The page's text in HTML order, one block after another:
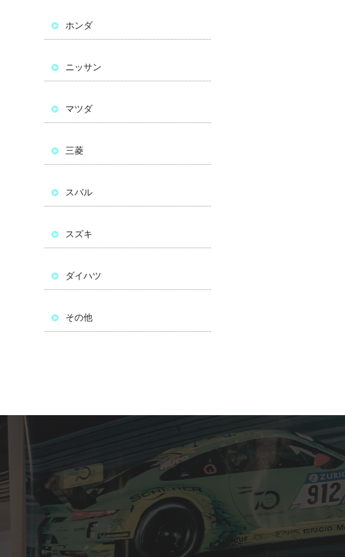
ホンダ
ニッサン
マツダ
三菱
スバル
スズキ
ダイハツ
その他